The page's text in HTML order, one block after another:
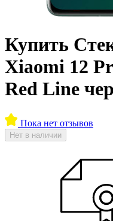
Купить
Xiaomi 12
Red Line
Пока нет отзывов
Нет в наличии